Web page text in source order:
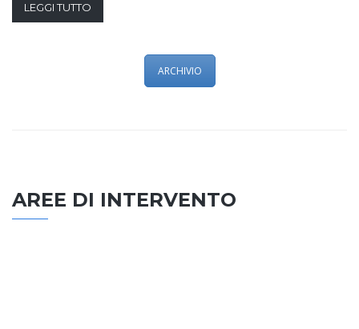
LEGGI TUTTO
ARCHIVIO
AREE DI INTERVENTO